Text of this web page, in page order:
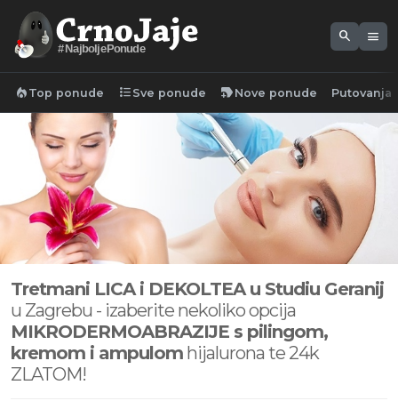
#NajboljePonude
search menu
local_fire_department Top ponude format_list_bulleted Sve ponude new_label Nove ponude Putovanja
Tretmani LICA i DEKOLTEA u Studiu Geranij
u Zagrebu - izaberite nekoliko opcija
MIKRODERMOABRAZIJE s pilingom,
kremom i ampulom hijalurona te 24k
ZLATOM!